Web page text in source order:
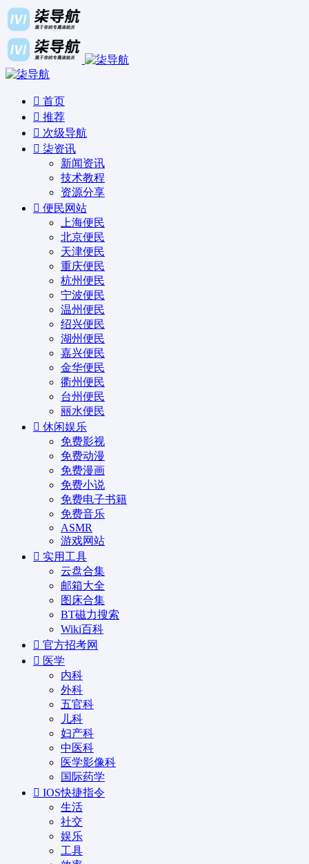
首页
推荐
次级导航
柒资讯
新闻资讯
技术教程
资源分享
便民网站
上海便民
北京便民
天津便民
重庆便民
杭州便民
宁波便民
温州便民
绍兴便民
湖州便民
嘉兴便民
金华便民
衢州便民
台州便民
丽水便民
休闲娱乐
免费影视
免费动漫
免费漫画
免费小说
免费电子书籍
免费音乐
ASMR
游戏网站
实用工具
云盘合集
邮箱大全
图床合集
BT磁力搜索
Wiki百科
官方招考网
医学
内科
外科
五官科
儿科
妇产科
中医科
医学影像科
国际药学
IOS快捷指令
生活
社交
娱乐
工具